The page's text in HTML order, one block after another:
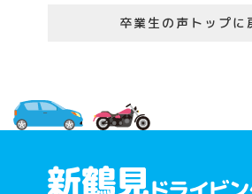
卒業生の声トップに